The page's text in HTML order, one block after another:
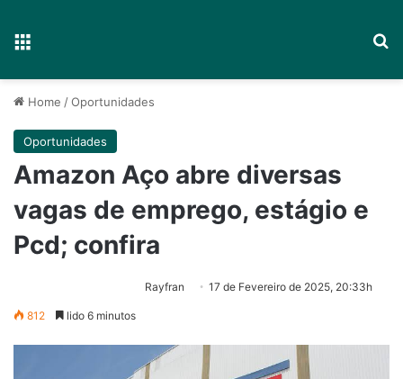
Home /Oportunidades
Oportunidades
Amazon Aço abre diversas
vagas de emprego, estágio e
Pcd; confira
Rayfran 17 de Fevereiro de 2025, 20:33h
812 lido 6 minutos